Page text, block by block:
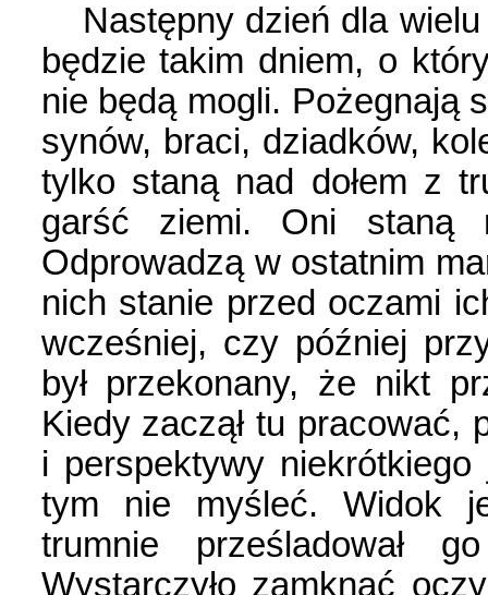
Następny dzień dla
będzie takim dniem, o
nie będą mogli. Pożegnają
synów, braci, dziadków,
tylko staną nad dołem z
garść ziemi. Oni staną
Odprowadzą w ostatnim
nich stanie przed oczami
wcześniej, czy później
był przekonany, że nikt
Kiedy zaczął tu pracować,
i perspektywy
tym nie myśleć. Widok
trumnie prześladował
Wystarczyło zamknąć